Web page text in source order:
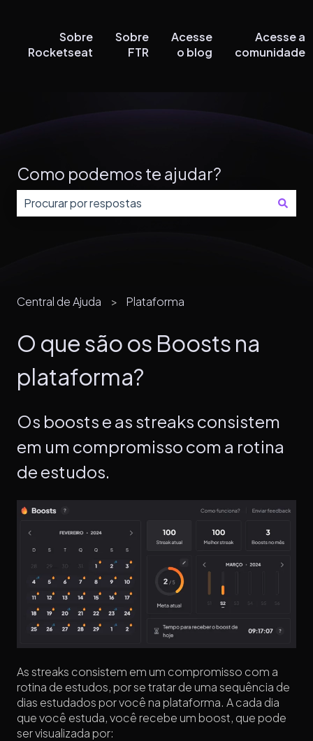
Sobre
Rocketseat
Sobre
FTR
Acesse
o blog
Acesse a
comunidade
Como podemos te ajudar?
Central de Ajuda Plataforma
O que são os Boosts na
plataforma?
Os boosts e as streaks consistem
em um compromisso com a rotina
de estudos.
As streaks consistem em um compromisso com a
rotina de estudos, por se tratar de uma sequência de
dias estudados por você na plataforma. A cada dia
que você estuda, você recebe um boost, que pode
ser visualizada por: